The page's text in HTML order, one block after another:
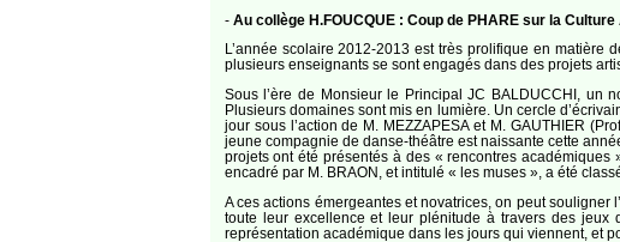
- Au collège H.FOUCQUE : Coup de PHARE sur la
L’année scolaire 2012-2013 est très prolifique en
plusieurs enseignants se sont engagés dans des projets
Sous l’ère de Monsieur le Principal JC BALDUCCHI, un
Plusieurs domaines sont mis en lumière. Un cercle
jour sous l’action de M. MEZZAPESA et M. GAUTHIER
jeune compagnie de danse-théâtre est naissante cette
projets ont été présentés à des « rencontres
encadré par M. BRAON, et intitulé « les muses », a été
A ces actions émergeantes et novatrices, on peut
toute leur excellence et leur plénitude à travers des jeux
représentation académique dans les jours qui viennent, et